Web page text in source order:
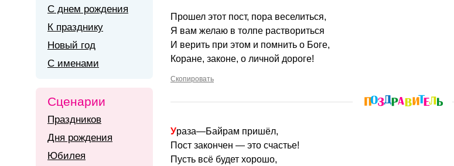
Прошел этот пост, пора веселиться,
Я вам желаю в толпе раствориться
И верить при этом и помнить о Боге,
Коране, законе, о личной дороге!
Скопировать
Ураза—Байрам пришёл,
Пост закончен — это счастье!
Пусть всё будет хорошо,
С днем рождения
К празднику
Новый год
С именами
Сценарии
Праздников
Дня рождения
Юбилея